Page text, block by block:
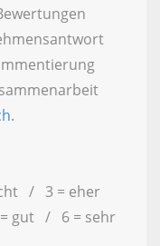
.
/ 3 = eher
gut / 6 = sehr